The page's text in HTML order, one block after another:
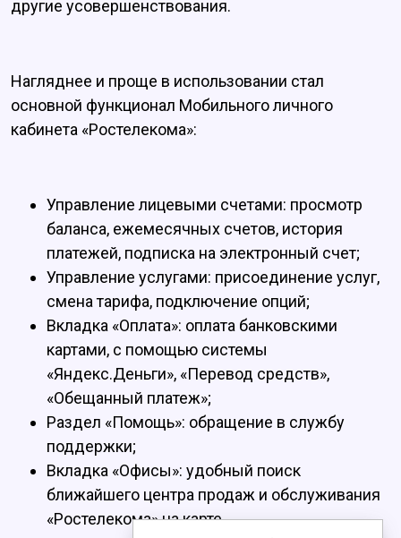
другие усовершенствования.
Нагляднее и проще в использовании стал
основной функционал Мобильного личного
кабинета «Ростелекома»:
Управление лицевыми счетами: просмотр
баланса, ежемесячных счетов, история
платежей, подписка на электронный счет;
Управление услугами: присоединение услуг,
смена тарифа, подключение опций;
Вкладка «Оплата»: оплата банковскими
картами, с помощью системы
«Яндекс.Деньги», «Перевод средств»,
«Обещанный платеж»;
Раздел «Помощь»: обращение в службу
поддержки;
Вкладка «Офисы»: удобный поиск
ближайшего центра продаж и обслуживания
«Ростелекома» на карте.